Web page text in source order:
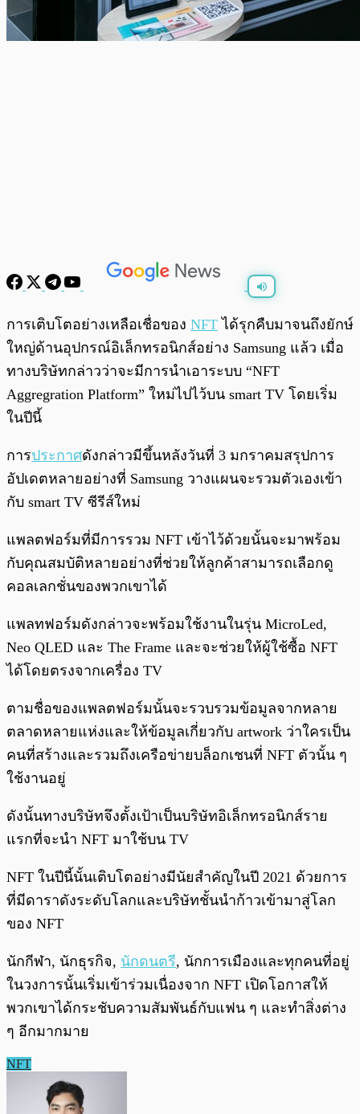
พร้อมเล่น 0:00
การเติบโตอย่างเหลือเชื่อของ NFT ได้รุกคืบมาจนถึงยักษ์
ใหญ่ด้านอุปกรณ์อิเล็กทรอนิกส์อย่าง Samsung แล้ว เมื่อ
ทางบริษัทกล่าวว่าจะมีการนำเอาระบบ “NFT
Aggregration Platform” ใหม่ไปไว้บน smart TV โดยเริ่ม
ในปีนี้
การประกาศดังกล่าวมีขึ้นหลังวันที่ 3 มกราคมสรุปการ
อัปเดตหลายอย่างที่ Samsung วางแผนจะรวมตัวเองเข้า
กับ smart TV ซีรีส์ใหม่
แพลตฟอร์มที่มีการรวม NFT เข้าไว้ด้วยนั้นจะมาพร้อม
กับคุณสมบัติหลายอย่างที่ช่วยให้ลูกค้าสามารถเลือกดู
คอลเลกชั่นของพวกเขาได้
แพลทฟอร์มดังกล่าวจะพร้อมใช้งานในรุ่น MicroLed,
Neo QLED และ The Frame และจะช่วยให้ผู้ใช้ซื้อ NFT
ได้โดยตรงจากเครื่อง TV
ตามชื่อของแพลตฟอร์มนั้นจะรวบรวมข้อมูลจากหลาย
ตลาดหลายแห่งและให้ข้อมูลเกี่ยวกับ artwork ว่าใครเป็น
คนที่สร้างและรวมถึงเครือข่ายบล็อกเชนที่ NFT ตัวนั้น ๆ
ใช้งานอยู่
ดังนั้นทางบริษัทจึงตั้งเป้าเป็นบริษัทอิเล็กทรอนิกส์ราย
แรกที่จะนำ NFT มาใช้บน TV
NFT ในปีนี้นั้นเติบโตอย่างมีนัยสำคัญในปี 2021 ด้วยการ
ที่มีดาราดังระดับโลกและบริษัทชั้นนำก้าวเข้ามาสู่โลก
ของ NFT
นักกีฬา, นักธุรกิจ, นักดนตรี, นักการเมืองและทุกคนที่อยู่
ในวงการนั้นเริ่มเข้าร่วมเนื่องจาก NFT เปิดโอกาสให้
พวกเขาได้กระชับความสัมพันธ์กับแฟน ๆ และทำสิ่งต่าง
ๆ อีกมากมาย
NFT